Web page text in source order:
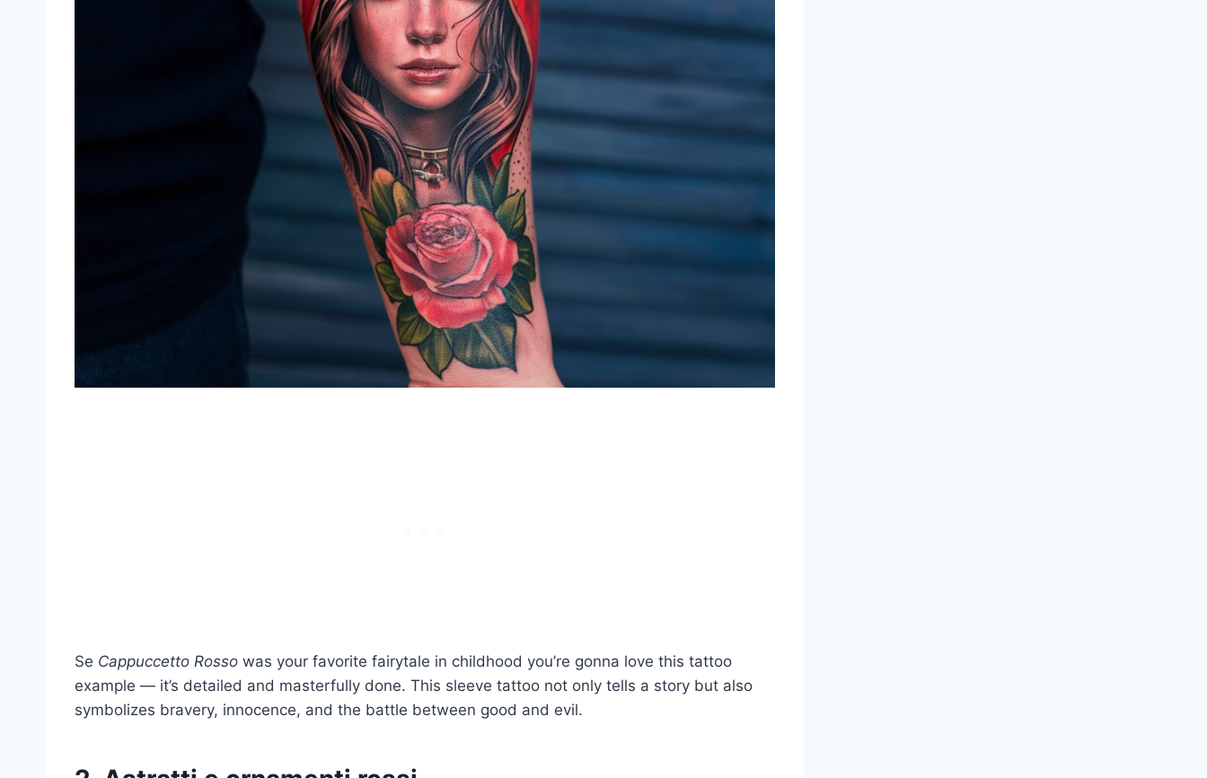
Se Cappuccetto Rosso was your favorite fairytale in childhood you’re gonna love this tattoo
example — it’s detailed and masterfully done. This sleeve tattoo not only tells a story but also
symbolizes bravery, innocence, and the battle between good and evil.